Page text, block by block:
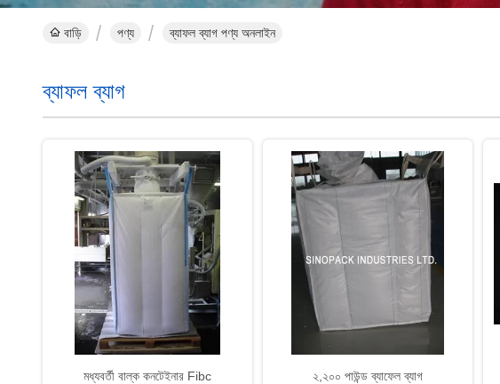
বাড়ি পণ্য ব্যাফল ব্যাগ পণ্য অনলাইন
ব্যাফল ব্যাগ
মধ্যবর্তী বাল্ক কনটেইনার Fibc ২,২০০ পাউন্ড ব্যাফেল ব্যাগ